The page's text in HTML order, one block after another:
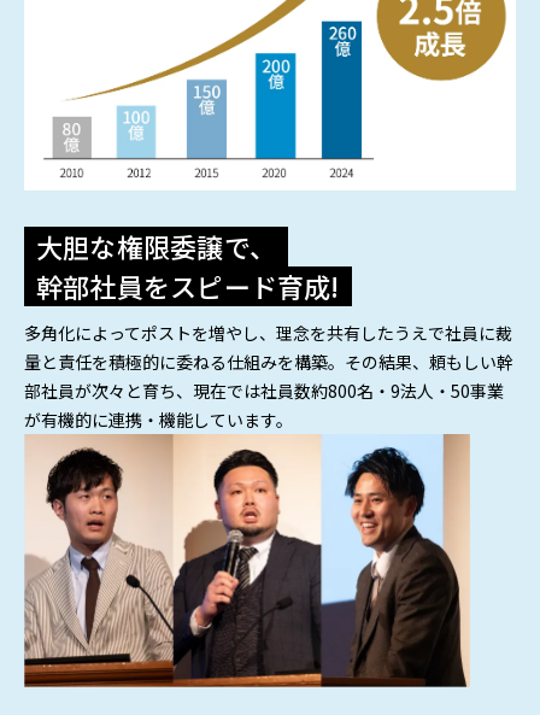
大胆な権限委譲で、
幹部社員をスピード育成!
多角化によってポストを増やし、理念を共有したうえで社員に裁
量と責任を積極的に委ねる仕組みを構築。その結果、頼もしい幹
部社員が次々と育ち、現在では社員数約800名・9法人・50事業
が有機的に連携・機能しています。